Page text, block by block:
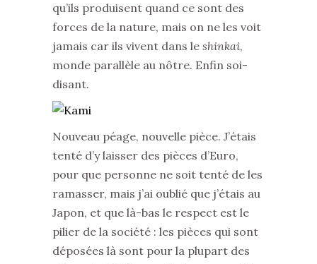
qu’ils produisent quand ce sont des
forces de la nature, mais on ne les voit
jamais car ils vivent dans le shinkai,
monde parallèle au nôtre. Enfin soi-
disant.
Nouveau péage, nouvelle pièce. J’étais
tenté d’y laisser des pièces d’Euro,
pour que personne ne soit tenté de les
ramasser, mais j’ai oublié que j’étais au
Japon, et que là-bas le respect est le
pilier de la société : les pièces qui sont
déposées là sont pour la plupart des